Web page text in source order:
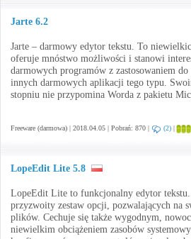
Jarte 6.2
Jarte – darmowy edytor tekstu. To
oferuje mnóstwo możliwości i stanowi
darmowych programów z zastosowaniem
innych darmowych aplikacji tego typu.
stopniu nie przypomina Worda z pakietu
Freeware (darmowa) | 2018.04.05 | Pobrań: 870 | (2) |
LopeEdit Lite 5.8
LopeEdit Lite to funkcjonalny edytor
przyzwoity zestaw opcji, pozwalających na
plików. Cechuje się także wygodnym,
niewielkim obciążeniem zasobów